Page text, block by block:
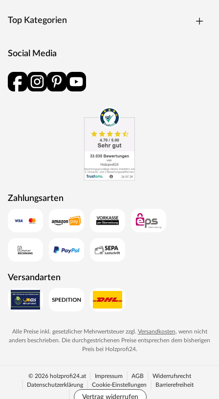
Top Kategorien
Social Media
Zahlungsarten
Versandarten
Alle Preise inkl. gesetzlicher Mehrwertsteuer zzgl. Versandkosten, wenn nicht
anders beschrieben. Die durchgestrichenen Preise entsprechen dem bisherigen
Preis bei Holzprofi24.
© 2026 holzprofi24.at Impressum AGB
Widerrufsrecht
Datenschutzerklärung
Cookie-Einstellungen Barrierefreiheit
Vertrag widerrufen